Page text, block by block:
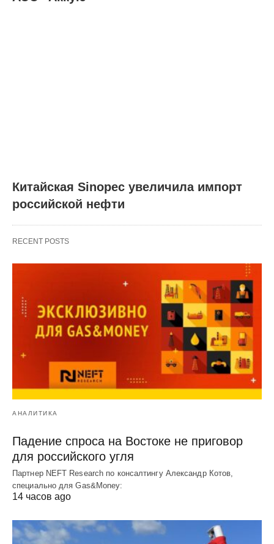
Китайская Sinopec увеличила импорт
российской нефти
RECENT POSTS
АНАЛИТИКА
Падение спроса на Востоке не приговор
для российского угля
Партнер NEFT Research по консалтингу Александр Котов,
специально для Gas&Money:
14 часов ago